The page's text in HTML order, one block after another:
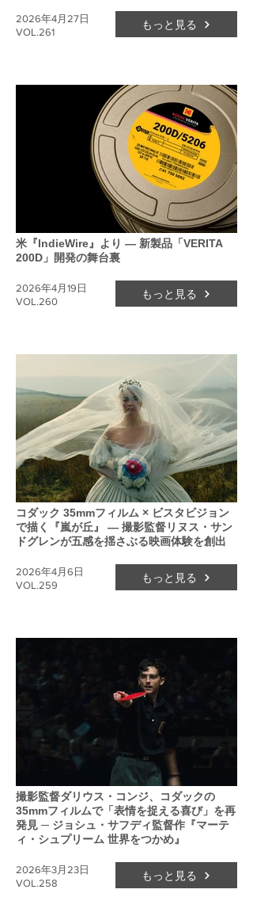
VOL.261
2026年4月27日 もっと見る
米『IndieWire』より ― 新製品「VERITA
200D」開発の舞台裏
VOL.260
2026年4月19日 もっと見る
コダック 35mmフィルム × ビスタビジョン
で描く『嵐が丘』 ― 撮影監督リヌス・サン
ドグレンが五感を揺さぶる映画体験を創出
VOL.259
2026年4月6日 もっと見る
撮影監督ダリウス・コンジ、コダックの
35mmフィルムで「表情を捉える喜び」を再
発見 ─ ジョシュ・サフディ監督作『マーテ
ィ・シュプリーム 世界をつかめ』
VOL.258
2026年3月23日 もっと見る